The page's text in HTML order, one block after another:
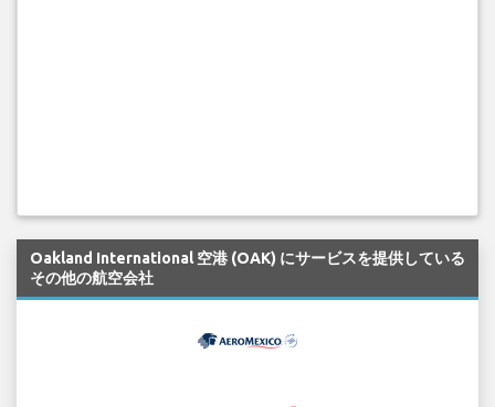
Oakland International 空港 (OAK) にサービスを提供している
その他の航空会社